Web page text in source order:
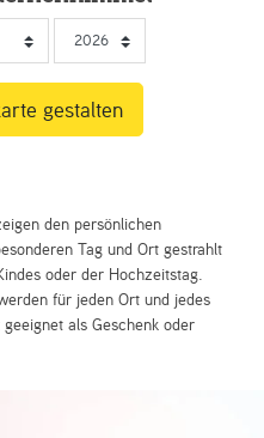
den persönlichen
Tag und Ort gestrahlt
oder der Hochzeitstag.
für jeden Ort und jedes
als Geschenk oder